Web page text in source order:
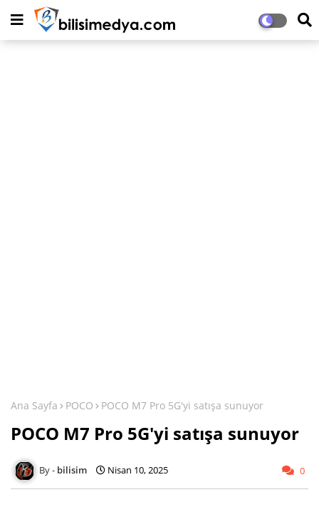
Ana Sayfa POCO POCO M7 Pro 5G'yi satışa sunuyor
POCO M7 Pro 5G'yi satışa sunuyor
bilisim Nisan 10, 2025 0